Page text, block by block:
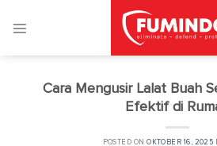
Cara Mengusir Lalat Buah
Efektif di
POSTED ONOKTOBER 16, 2025